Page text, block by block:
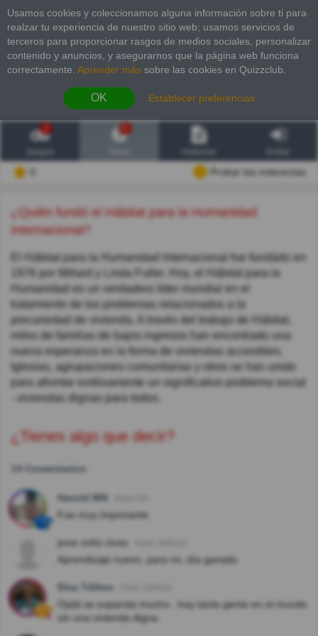
Usamos cookies y coleccionamos alguna información sobre ti para
realzar tu experiencia de nuestro sitio web; usamos servicios de
terceros para proporcionar rasgos de medios sociales, personalizar
contenido y anuncios, y asegurarnos que la página web funciona
correctamente. Aprender más sobre las cookies en Quizzclub.
OK Establecer preferencias
2
Probar las inderectas
¿Quién fundó el Hábitat para la Humanidad
Internacional?
El Hábitat para la Humanidad Internacional fue fundádo en
1976 por Millard y Linda Fuller. Hoy, el Hábitat para la
Humanidad es un verdadero líder mundial en el
tratamiento de los problemas relacionados a la
precariedad de vivienda. A través del trabajo de Hábitat,
miles de familias de bajos ingresos han encontrado una
nueva esperanza en la forma de viviendas accesibles.
Iglesias, agrupaciones comunitarias y otros se han unido
para afrontar exitósamente un significativo problema social
- viviendas dignas para todos.
¿Tienes algo que decir?
14 Comentarios
Harold MN
Fue muy importante
jose ortiz rivas
Aprendizaje nuevo, para mi, día ganado
Elsa Télites
Ojalá se expanda mucho...hay tanta gente en el mundo
sin una vivienda digna.